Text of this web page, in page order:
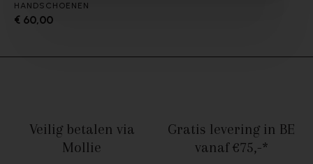
HANDSCHOENEN
€ 60,00
Veilig betalen via
Mollie
Gratis levering in BE
vanaf €75,-*